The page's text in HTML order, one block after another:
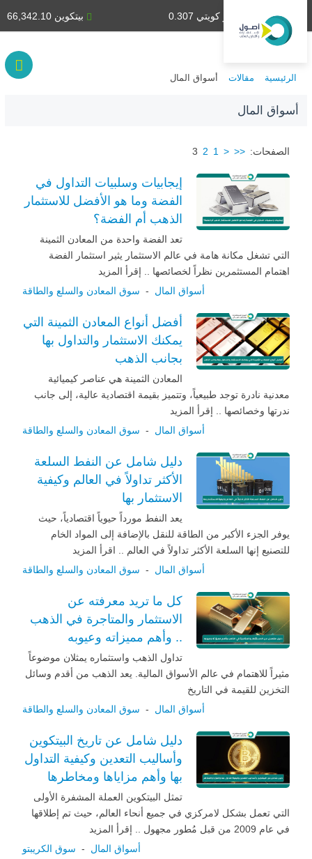
بيتكوين 66,342.10 دينار كويتي 0.307
الرئيسية مقالات أسواق المال
أسواق المال
الصفحات: <<
<
1
2
3
إيجابيات وسلبيات التداول في
الفضة وما هو الأفضل للاستثمار
الذهب أم الفضة؟
تعد الفضة واحدة من المعادن الثمينة
التي تشغل مكانة هامة في عالم الاستثمار يثير استثمار الفضة
اهتمام المستثمرين نظراً لخصائصها .. إقرأ المزيد
أسواق المال - سوق المعادن والسلع والطاقة
أفضل أنواع المعادن الثمينة التي
يمكنك الاستثمار والتداول بها
بجانب الذهب
المعادن الثمينة هي عناصر كيميائية
معدنية نادرة توجد طبيعياً، وتتميز بقيمة اقتصادية عالية، إلى جانب
ندرتها وخصائصها .. إقرأ المزيد
أسواق المال - سوق المعادن والسلع والطاقة
دليل شامل عن النفط السلعة
الأكثر تداولاً في العالم وكيفية
الاستثمار بها
يعد النفط مورداً حيوياً اقتصادياً، حيث
يوفر الجزء الأكبر من الطاقة للنقل بالإضافة إلى المواد الخام
للتصنيع إنها السلعة الأكثر تداولاً في العالم .. اقرأ المزيد
أسواق المال - سوق المعادن والسلع والطاقة
كل ما تريد معرفته عن
الاستثمار والمتاجرة في الذهب
.. وأهم مميزاته وعيوبه
تداول الذهب واستثماره يمثلان موضوعاً
مثيراً للاهتمام في عالم الأسواق المالية. يعد الذهب من أقدم وسائل
التخزين للقيمة في التاريخ
أسواق المال - سوق المعادن والسلع والطاقة
دليل شامل عن تاريخ البيتكوين
وأساليب التعدين وكيفية التداول
بها وأهم مزاياها ومخاطرها
تمثل البيتكوين العملة المشفرة الأولى
التي تعمل بشكل لامركزي في جميع أنحاء العالم، حيث تم إطلاقها
في عام 2009 من قبل مُطور مجهول .. إقرأ المزيد
أسواق المال - سوق الكريبتو